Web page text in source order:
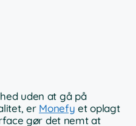
uden at gå på
er Monefy et oplagt
gør det nemt at